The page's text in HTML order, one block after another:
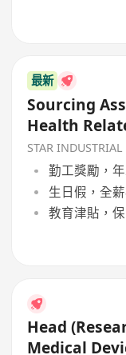
最新
Sourcing
Health
STAR
勤工獎勵，
生日假，全
教育津貼，
Head
Medical